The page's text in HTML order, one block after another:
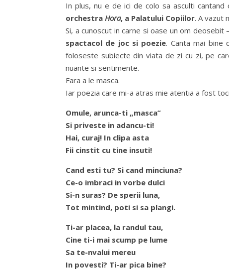
In plus, nu e de ici de colo sa asculti cantand
orchestra Hora, a Palatului Copiilor. A vazut
Si, a cunoscut in carne si oase un om deosebit –
spactacol de joc si poezie. Canta mai bine
foloseste subiecte din viata de zi cu zi, pe
nuante si sentimente.
Fara a le masca.
Iar poezia care mi-a atras mie atentia a fost
Omule, arunca-ti „masca”
Si priveste in adancu-ti!
Hai, curaj! In clipa asta
Fii cinstit cu tine insuti!
Cand esti tu? Si cand minciuna?
Ce-o imbraci in vorbe dulci
Si-n suras? De sperii luna,
Tot mintind, poti si sa plangi.
Ti-ar placea, la randul tau,
Cine ti-i mai scump pe lume
Sa te-nvalui mereu
In povesti? Ti-ar pica bine?